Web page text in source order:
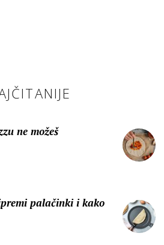
ne možeš
palačinki i kako